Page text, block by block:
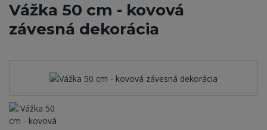
Vážka 50 cm - kovová
závesná dekorácia